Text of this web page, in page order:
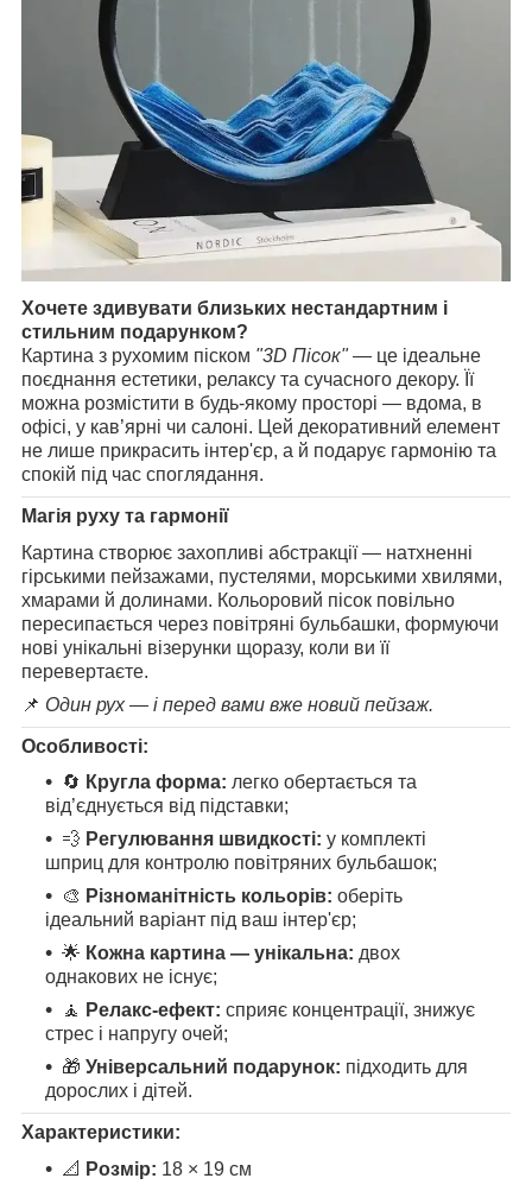
Хочете здивувати близьких нестандартним і
стильним подарунком?
Картина з рухомим піском "3D Пісок"— це ідеальне
поєднання естетики, релаксу та сучасного декору. Її
можна розмістити в будь-якому просторі — вдома, в
офісі, у кав’ярні чи салоні. Цей декоративний елемент
не лише прикрасить інтер'єр, а й подарує гармонію та
спокій під час споглядання.
Магія руху та гармонії
Картина створює захопливі абстракції — натхненні
гірськими пейзажами, пустелями, морськими хвилями,
хмарами й долинами. Кольоровий пісок повільно
пересипається через повітряні бульбашки, формуючи
нові унікальні візерунки щоразу, коли ви її
перевертаєте.
📌 Один рух — і перед вами вже новий пейзаж.
Особливості:
🔄 Кругла форма: легко обертається та
від’єднується від підставки;
💨 Регулювання швидкості: у комплекті
шприц для контролю повітряних бульбашок;
🎨 Різноманітність кольорів: оберіть
ідеальний варіант під ваш інтер'єр;
🌟 Кожна картина — унікальна: двох
однакових не існує;
🧘 Релакс-ефект: сприяє концентрації, знижує
стрес і напругу очей;
🎁 Універсальний подарунок: підходить для
дорослих і дітей.
Характеристики:
📐 Розмір: 18 × 19 см